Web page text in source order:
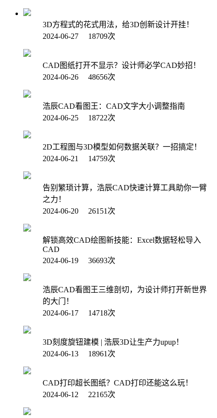
3D方程式的花式用法，给3D创新设计开挂！
2024-06-27 18709次
CAD图纸打开不显示？设计师必学CAD妙招！
2024-06-26 48656次
浩辰CAD看图王：CAD文字大小调整指南
2024-06-25 18722次
2D工程图与3D模型如何数据关联？一招搞定！
2024-06-21 14759次
告别繁琐计算，浩辰CAD快速计算工具助你一臂
之力！
2024-06-20 26151次
解锁高效CAD绘图新技能：Excel数据轻松导入
CAD
2024-06-19 36693次
浩辰CAD看图王三维剖切，为设计师打开新世界
的大门！
2024-06-17 14718次
3D刻度旋钮建模 | 浩辰3D让生产力upup！
2024-06-13 18961次
CAD打印超长图纸？CAD打印还能这么玩！
2024-06-12 22165次